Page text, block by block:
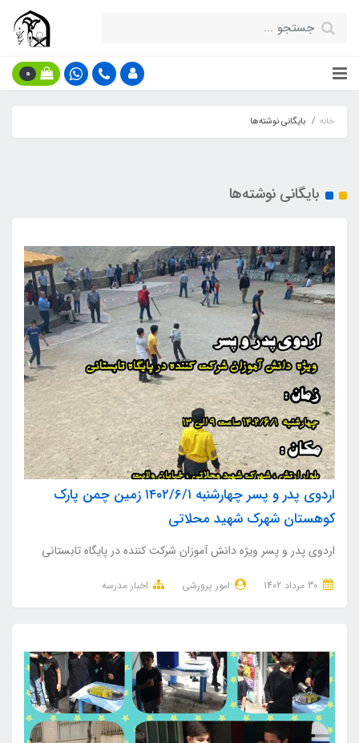
0
خانه بایگانی نوشته‌ها
بایگانی نوشته‌ها
اردوی پدر و پسر چهارشنبه ۱۴۰۲/۶/۱ زمین چمن پارک
کوهستان شهرک شهید محلاتی
اردوی پدر و پسر ویژه دانش آموزان شرکت کننده در پایگاه تابستانی
امور پرورشی اخبار مدرسه